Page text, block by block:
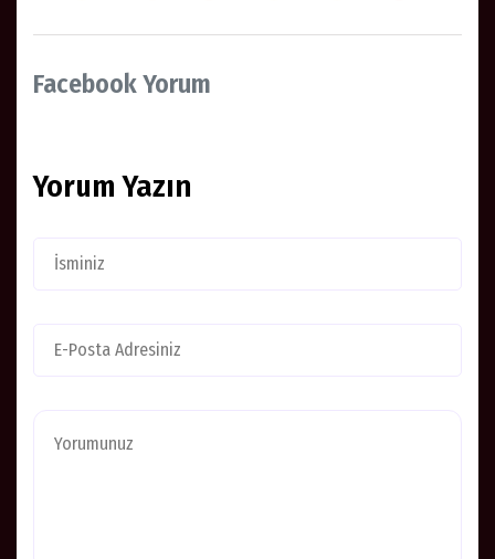
Facebook Yorum
Yorum Yazın